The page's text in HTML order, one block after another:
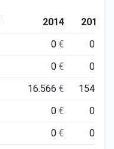
2014
2015
0€ 0
0€ 0
16.566€ 154
0€ 0
0€ 0